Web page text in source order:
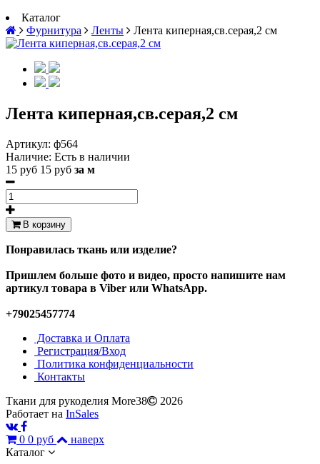
Каталог
Фурнитура
Ленты Лента киперная,св.серая,2 см
Лента киперная,св.серая,2 см
Артикул: ф564
Наличие: Есть в наличии
15 руб 15 руб за м
В корзину
Понравилась ткань или изделие?
Пришлем больше фото и видео, просто напишите нам
артикул товара в Viber или WhatsApp.
+79025457774
Доставка и Оплата
Регистрация/Вход
Политика конфиденциальности
Контакты
Ткани для рукоделия More38
2026
Работает на InSales
0 0 руб
наверх
Каталог